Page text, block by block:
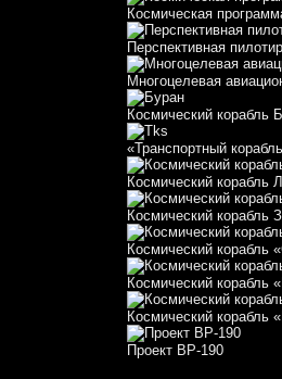
Космическая
Перспективная
Многоцелевая
Космический корабль
«Транспортный
Космический корабль
Космический корабль
Космический корабль
Космический корабль
Космический корабль
Проект ВР-190